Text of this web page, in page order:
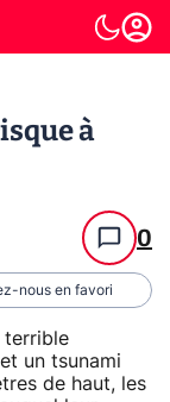
à
0
nous en favori
terrible
un tsunami
de haut, les